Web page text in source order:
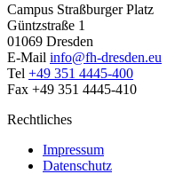
Campus Straßburger Platz
Güntzstraße 1
01069 Dresden
E-Mail info@fh-dresden.eu
Tel +49 351 4445-400
Fax +49 351 4445-410
Rechtliches
Impressum
Datenschutz